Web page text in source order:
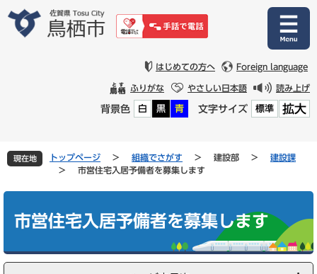
文
はじめての方へ Foreign language
ふりがな やさしい日本語 読み上げ
背景色 白 黒 青 文字サイズ 標準 拡大
現在地 トップページ > 組織でさがす > 建設部 >
建設課
>
市営住宅入居予備者を募集します
市営住宅入居予備者を募集します